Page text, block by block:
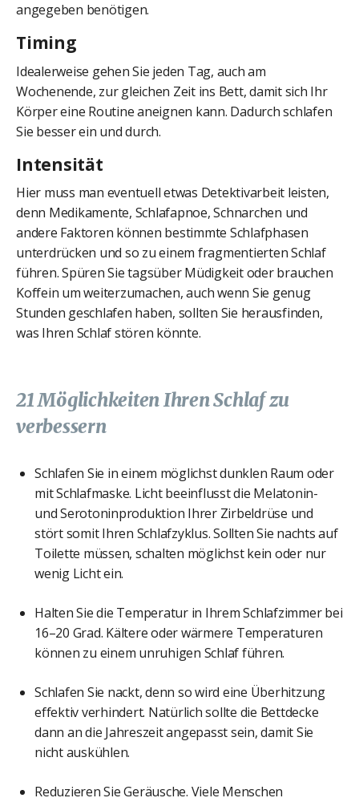
angegeben benötigen.
Timing
Idealerweise gehen Sie jeden Tag, auch am
Wochenende, zur gleichen Zeit ins Bett, damit sich Ihr
Körper eine Routine aneignen kann. Dadurch schlafen
Sie besser ein und durch.
Intensität
Hier muss man eventuell etwas Detektivarbeit leisten,
denn Medikamente, Schlafapnoe, Schnarchen und
andere Faktoren können bestimmte Schlafphasen
unterdrücken und so zu einem fragmentierten Schlaf
führen. Spüren Sie tagsüber Müdigkeit oder brauchen
Koffein um weiterzumachen, auch wenn Sie genug
Stunden geschlafen haben, sollten Sie herausfinden,
was Ihren Schlaf stören könnte.
21 Möglichkeiten Ihren Schlaf zu
verbessern
Schlafen Sie in einem möglichst dunklen Raum oder
mit Schlafmaske. Licht beeinflusst die Melatonin-
und Serotoninproduktion Ihrer Zirbeldrüse und
stört somit Ihren Schlafzyklus. Sollten Sie nachts auf
Toilette müssen, schalten möglichst kein oder nur
wenig Licht ein.
Halten Sie die Temperatur in Ihrem Schlafzimmer bei
16–20 Grad. Kältere oder wärmere Temperaturen
können zu einem unruhigen Schlaf führen.
Schlafen Sie nackt, denn so wird eine Überhitzung
effektiv verhindert. Natürlich sollte die Bettdecke
dann an die Jahreszeit angepasst sein, damit Sie
nicht auskühlen.
Reduzieren Sie Geräusche. Viele Menschen